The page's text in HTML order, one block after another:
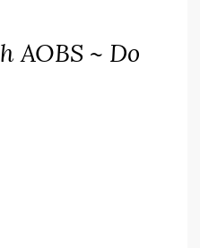
AOBS ~ Do